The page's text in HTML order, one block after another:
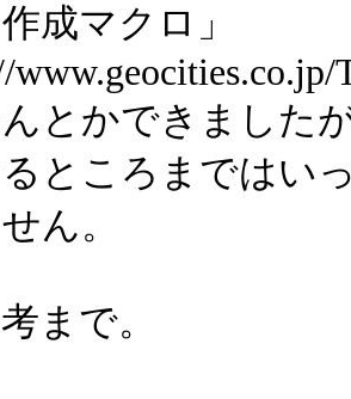
成マクロ」
www.geocities.co.jp/
とかできました
るところまではい
ん。
まで。